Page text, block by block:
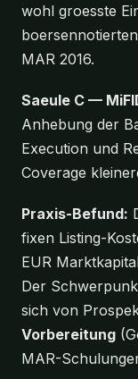
wohl groesste
MAR 2016.
Saeule C —
Anhebung der
Execution und
Coverage
Praxis-Befund:
fixen Listing-
EUR
Der
sich von
Vorbereitung
MAR-